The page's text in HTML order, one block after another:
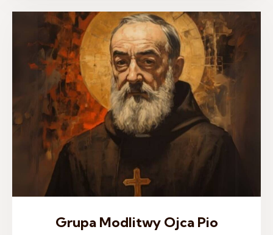
Grupa Modlitwy Ojca Pio